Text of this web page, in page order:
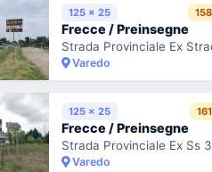
125 x 25
Frecce / Preinsegne
Varedo
125 x 25
Frecce / Preinsegne
Strada Provinciale Ex Ss
Varedo